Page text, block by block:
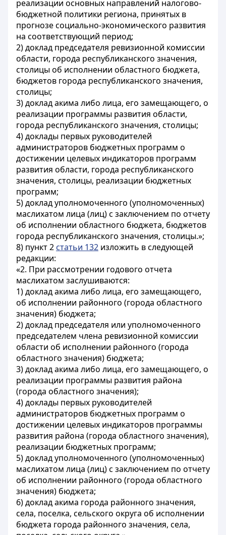
реализации основных направлений налогово-
бюджетной политики региона, принятых в
прогнозе социально-экономического развития
на соответствующий период;
2) доклад председателя ревизионной комиссии
области, города республиканского значения,
столицы об исполнении областного бюджета,
бюджетов города республиканского значения,
столицы;
3) доклад акима либо лица, его замещающего, о
реализации программы развития области,
города республиканского значения, столицы;
4) доклады первых руководителей
администраторов бюджетных программ о
достижении целевых индикаторов программ
развития области, города республиканского
значения, столицы, реализации бюджетных
программ;
5) доклад уполномоченного (уполномоченных)
маслихатом лица (лиц) с заключением по отчету
об исполнении областного бюджета, бюджетов
города республиканского значения, столицы.»;
8) пункт 2 статьи 132 изложить в следующей
редакции:
«2. При рассмотрении годового отчета
маслихатом заслушиваются:
1) доклад акима либо лица, его замещающего,
об исполнении районного (города областного
значения) бюджета;
2) доклад председателя или уполномоченного
председателем члена ревизионной комиссии
области об исполнении районного (города
областного значения) бюджета;
3) доклад акима либо лица, его замещающего, о
реализации программы развития района
(города областного значения);
4) доклады первых руководителей
администраторов бюджетных программ о
достижении целевых индикаторов программы
развития района (города областного значения),
реализации бюджетных программ;
5) доклад уполномоченного (уполномоченных)
маслихатом лица (лиц) с заключением по отчету
об исполнении районного (города областного
значения) бюджета;
6) доклад акима города районного значения,
села, поселка, сельского округа об исполнении
бюджета города районного значения, села,